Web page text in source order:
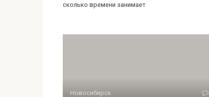
сколько времени занимает
Новосибирск